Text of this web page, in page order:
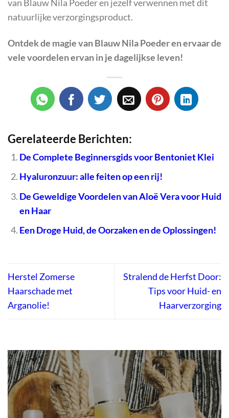
van Blauw Nila Poeder en jezelf verwennen met dit
natuurlijke verzorgingsproduct.
Ontdek de magie van Blauw Nila Poeder en ervaar de
vele voordelen ervan in je dagelijkse leven!
Gerelateerde Berichten:
De Complete Beginnersgids voor Bentoniet Klei
Hyaluronzuur: alle feiten op een rij!
De Geweldige Voordelen van Aloë Vera voor Huid
en Haar
Een Droge Huid, de Oorzaken en de Oplossingen!
Herstel Zomerse
Haarschade met
Arganolie!
Stralend de Herfst Door:
Tips voor Huid- en
Haarverzorging